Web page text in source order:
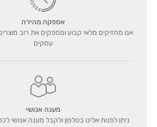
אספקה מהירה
עסקים
מענה אנושי
ניתן לפנות אלינו בטלפון ולקבל מענה אנושי